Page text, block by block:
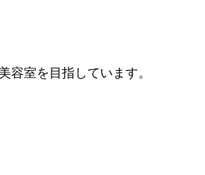
容室を目指しています。